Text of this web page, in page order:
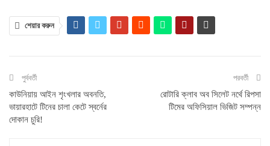
শেয়ার করুন
পুর্ববর্তী
কাউনিয়ায় আইন শৃংখলার অবনতি,
ভায়ারহাটে টিনের চালা কেটে স্বর্নের
দোকান চুরি!
পরবর্তী
রোটারি ক্লাব অব সিলেট নর্থে রিপসা
টিমের অফিসিয়াল ভিজিট সম্পন্ন